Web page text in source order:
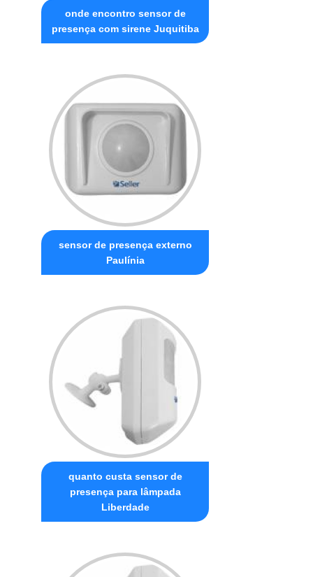
onde encontro sensor de
presença com sirene Juquitiba
sensor de presença externo
Paulínia
quanto custa sensor de
presença para lâmpada
Liberdade